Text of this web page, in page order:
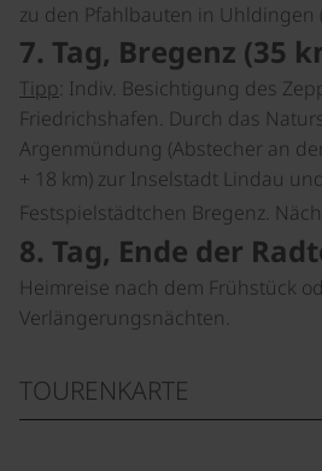
zu den Pfahlbauten in Uhldingen
7. Tag, Bregenz (35
Tipp: Indiv. Besichtigung des
Friedrichshafen. Durch das
Argenmündung (Abstecher an
+ 18 km) zur Inselstadt Lindau
Festspielstädtchen Bregenz.
8. Tag, Ende der
Heimreise nach dem Frühstück
Verlängerungsnächten.
TOURENKARTE